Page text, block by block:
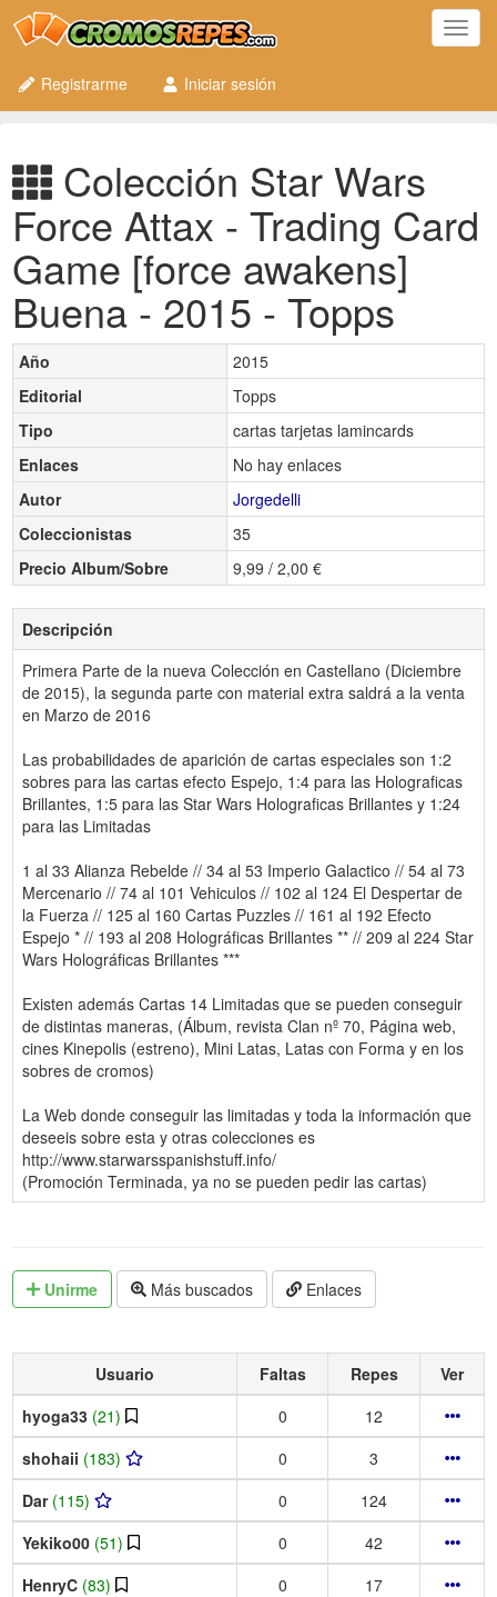
Registrarme
Iniciar sesión
Colección Star Wars
Force Attax - Trading Card
Game [force awakens]
Buena - 2015 - Topps
Año
2015
Editorial
Topps
Tipo
cartas tarjetas lamincards
Enlaces
No hay enlaces
Autor
Jorgedelli
Coleccionistas
35
Precio Album/Sobre
9,99 / 2,00 €
Descripción
Primera Parte de la nueva Colección en Castellano (Diciembre
de 2015), la segunda parte con material extra saldrá a la venta
en Marzo de 2016
Las probabilidades de aparición de cartas especiales son 1:2
sobres para las cartas efecto Espejo, 1:4 para las Holograficas
Brillantes, 1:5 para las Star Wars Holograficas Brillantes y 1:24
para las Limitadas
1 al 33 Alianza Rebelde // 34 al 53 Imperio Galactico // 54 al 73
Mercenario // 74 al 101 Vehiculos // 102 al 124 El Despertar de
la Fuerza // 125 al 160 Cartas Puzzles // 161 al 192 Efecto
Espejo * // 193 al 208 Holográficas Brillantes ** // 209 al 224 Star
Wars Holográficas Brillantes ***
Existen además Cartas 14 Limitadas que se pueden conseguir
de distintas maneras, (Álbum, revista Clan nº 70, Página web,
cines Kinepolis (estreno), Mini Latas, Latas con Forma y en los
sobres de cromos)
La Web donde conseguir las limitadas y toda la información que
deseeis sobre esta y otras colecciones es
http://www.starwarsspanishstuff.info/
(Promoción Terminada, ya no se pueden pedir las cartas)
Unirme Más buscados Enlaces
Usuario Faltas Repes
Ver
hyoga33 (21) 0
12
shohaii (183) 0
3
Dar (115) 0
124
Yekiko00 (51) 0
42
HenryC (83) 0
17